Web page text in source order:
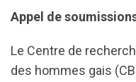
Appel de
Le Centre de
des hommes gais